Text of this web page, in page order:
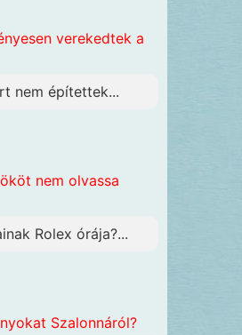
verekedtek a
nem építettek...
nem olvassa
Rolex órája?...
Szalonnáról?